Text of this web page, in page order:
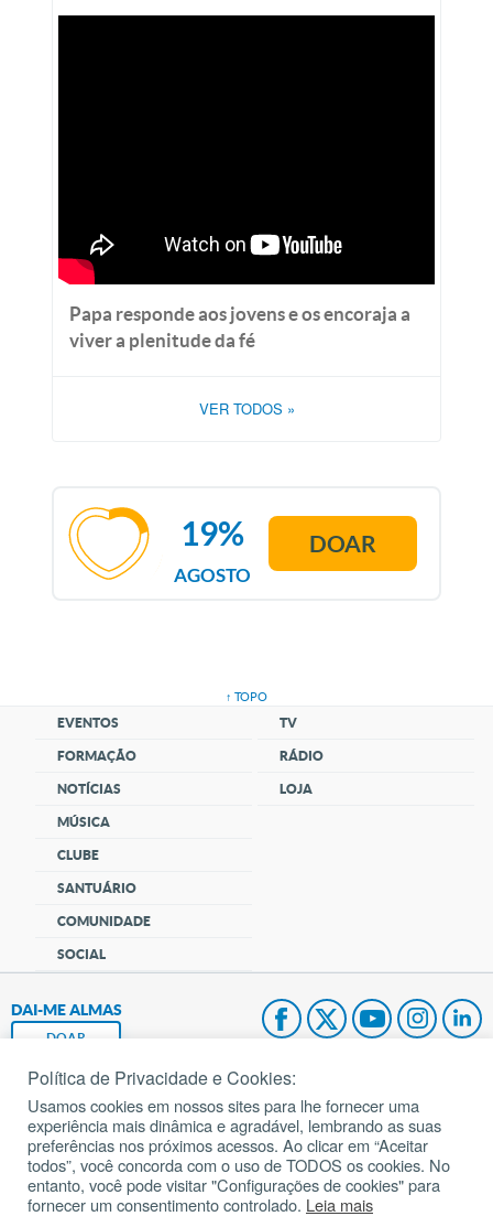
Papa responde aos jovens e os encoraja a
viver a plenitude da fé
VER TODOS »
AGOSTO
19% DOAR
↑ TOPO
EVENTOS
FORMAÇÃO
NOTÍCIAS
MÚSICA
CLUBE
SANTUÁRIO
COMUNIDADE
SOCIAL
TV
RÁDIO
LOJA
DAI-ME ALMAS
DOAR
Fundação João Paulo II
Pedido de Oração
Mapa do site
Política de Privacidade e Cookies:
Usamos cookies em nossos sites para lhe fornecer uma
experiência mais dinâmica e agradável, lembrando as suas
preferências nos próximos acessos. Ao clicar em “Aceitar
todos”, você concorda com o uso de TODOS os cookies. No
entanto, você pode visitar "Configurações de cookies" para
fornecer um consentimento controlado. Leia mais